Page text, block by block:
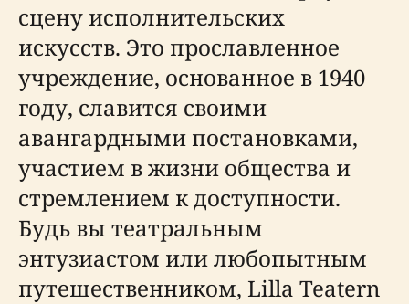
сцену исполнительских
искусств. Это прославленное
учреждение, основанное в 1940
году, славится своими
авангардными постановками,
участием в жизни общества и
стремлением к доступности.
Будь вы театральным
энтузиастом или любопытным
путешественником, Lilla Teatern